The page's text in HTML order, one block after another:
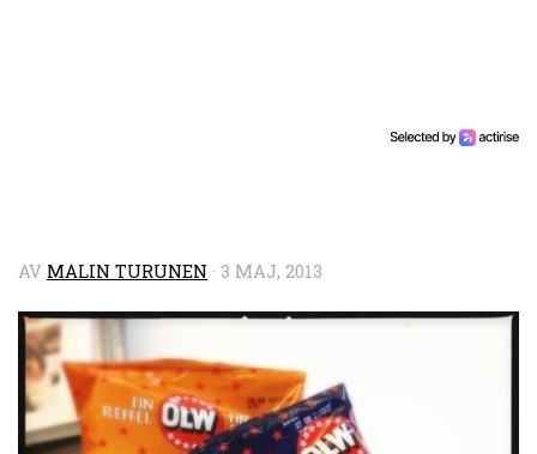
AV MALIN TURUNEN · 3 MAJ, 2013